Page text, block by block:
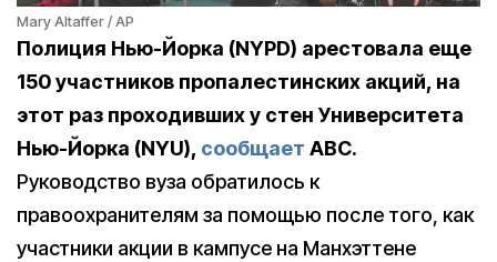
Mary Altaffer / AP
Полиция Нью-Йорка (NYPD) арестовала еще
150 участников пропалестинских акций, на
этот раз проходивших у стен Университета
Нью-Йорка (NYU), сообщает ABC.
Руководство вуза обратилось к
правоохранителям за помощью после того, как
участники акции в кампусе на Манхэттене